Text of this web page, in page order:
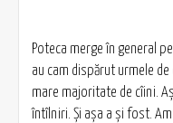
Poteca merge în general
au cam dispărut urmele
mare majoritate de cîini.
întîlniri. Și așa a și fost.